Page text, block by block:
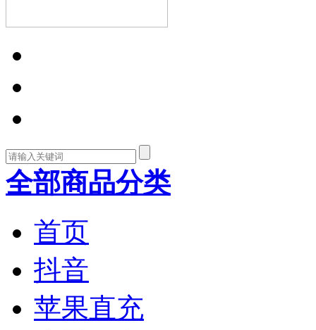
全部商品分类
首页
抖音
苹果直充